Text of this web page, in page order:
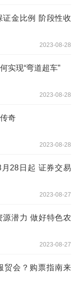
金比例 阶段性收
2023-08-28
实现“弯道超车”
2023-08-28
奇
2023-08-28
28日起 证券交易
2023-08-27
源潜力 做好特色农
2023-08-27
贸会？购票指南来